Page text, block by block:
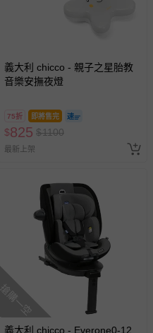
義大利 chicco - 親子之星胎教
音樂安撫夜燈
75折 即將售完
$825 $1100
最新上架
搶購一空
義大利 chicco - Everone0-12